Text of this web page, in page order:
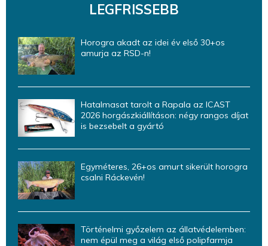
LEGFRISSEBB
Horogra akadt az idei év első 30+os
amurja az RSD-n!
Hatalmasat tarolt a Rapala az ICAST
2026 horgászkiállításon: négy rangos díjat
is bezsebelt a gyártó
Egyméteres, 26+os amurt sikerült horogra
csalni Ráckevén!
Történelmi győzelem az állatvédelemben:
nem épül meg a világ első polipfarmja